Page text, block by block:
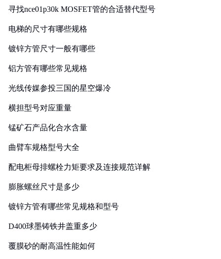
寻找nce01p30k MOSFET管的合适替代型号
电梯的尺寸有哪些规格
镀锌方管尺寸一般有哪些
铝方管有哪些常见规格
光线传媒参投三国的星空爆冷
横担型号对应重量
锰矿石产品化合水含量
曲臂车规格型号大全
配电柜母排螺栓力矩要求及连接规范详解
膨胀螺丝尺寸是多少
镀锌方管有哪些常见规格和型号
D400球墨铸铁井盖重多少
覆膜砂的耐高温性能如何